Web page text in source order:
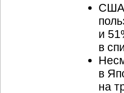
США
и
в
в
на